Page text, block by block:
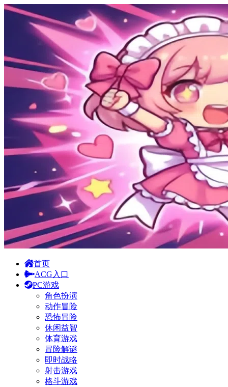
首页
ACG入口
PC游戏
角色扮演
动作冒险
恐怖冒险
休闲益智
体育游戏
冒险解谜
即时战略
射击游戏
格斗游戏